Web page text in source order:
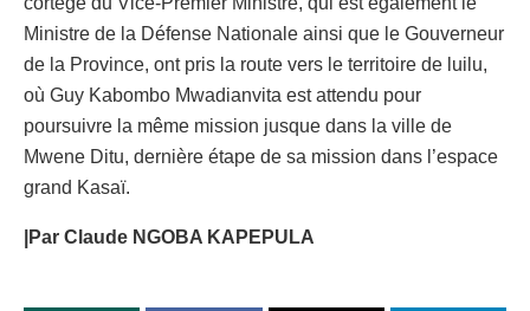
Ministre de la Défense Nationale ainsi que le Gouverneur
de la Province, ont pris la route vers le territoire de luilu,
où Guy Kabombo Mwadianvita est attendu pour
poursuivre la même mission jusque dans la ville de
Mwene Ditu, dernière étape de sa mission dans l’espace
grand Kasaï.
|Par Claude NGOBA KAPEPULA